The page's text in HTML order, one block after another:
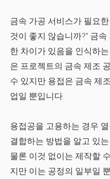
금속 가공 서비스가 필요
것이 좋지 않습니까?" 금
한 차이가 있음을 인식하
은 프로젝트의 금속 제조
수 있지만 용접은 금속 제
업일 뿐입니다.
용접공을 고용하는 경우
결합하는 방법을 알고 있
물론 이것 없이는 제작할
지만 이는 공정의 일부일